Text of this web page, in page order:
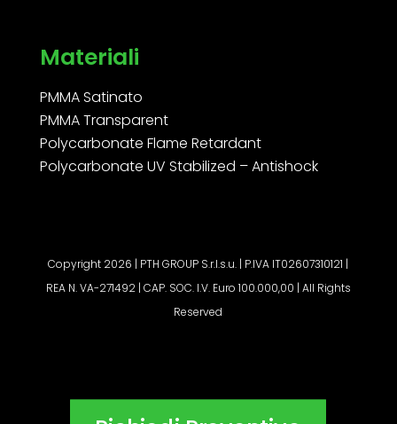
Materiali
PMMA Satinato
PMMA Transparent
Polycarbonate Flame Retardant
Polycarbonate UV Stabilized – Antishock
Copyright 2026 | PTH GROUP S.r.l.s.u. | P.IVA IT02607310121 |
REA N. VA-271492 | CAP. SOC. I.V. Euro 100.000,00 | All Rights
Reserved